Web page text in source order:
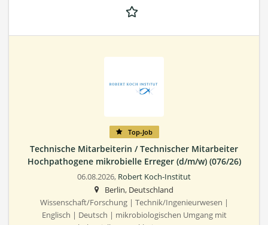
Top-Job
Technische Mitarbeiterin / Technischer Mitarbeiter
Hochpathogene mikrobielle Erreger (d/m/w) (076/26)
06.08.2026, Robert Koch-Institut
Berlin, Deutschland
Wissenschaft/Forschung | Technik/Ingenieurwesen |
Englisch | Deutsch | mikrobiologischen Umgang mit